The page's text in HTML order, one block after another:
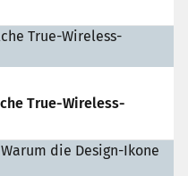
True-Wireless-